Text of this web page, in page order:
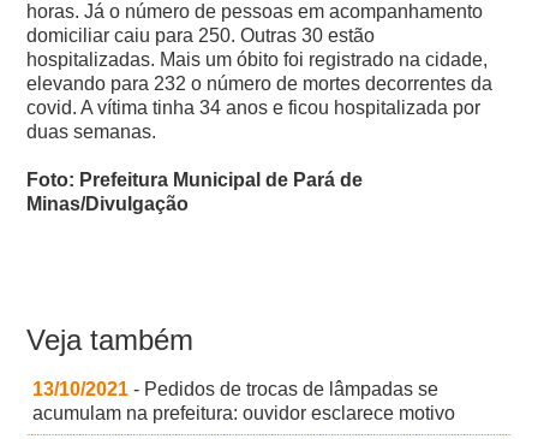
horas. Já o número de pessoas em acompanhamento
domiciliar caiu para 250. Outras 30 estão
hospitalizadas. Mais um óbito foi registrado na cidade,
elevando para 232 o número de mortes decorrentes da
covid. A vítima tinha 34 anos e ficou hospitalizada por
duas semanas.
Foto: Prefeitura Municipal de Pará de
Minas/Divulgação
Veja também
13/10/2021 - Pedidos de trocas de lâmpadas se
acumulam na prefeitura: ouvidor esclarece motivo